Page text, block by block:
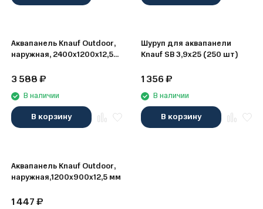
Аквапанель Knauf Outdoor,
наружная, 2400х1200х12,5
3 588₽
В наличии
В корзину
Шуруп для аквапанели
Knauf SB 3,9х25 (250 шт)
1 356₽
В наличии
В корзину
Аквапанель Knauf Outdoor,
наружная,1200х900х12,5 мм
1 447₽